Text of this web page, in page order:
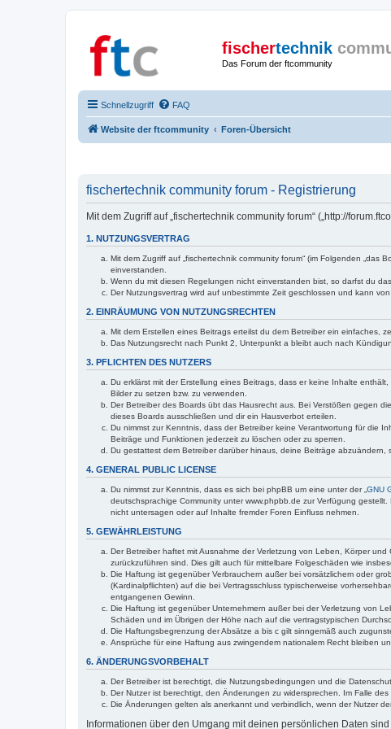
fischertechnik
Das Forum der ftcommunity
Schnellzugriff FAQ
Website der ftcommunity Foren-Übersicht
fischertechnik community forum - Registrierung
Mit dem Zugriff auf „fischertechnik community forum“ („http://
1. NUTZUNGSVERTRAG
Mit dem Zugriff auf „fischertechnik community forum“ (im Folgenden
einverstanden.
Wenn du mit diesen Regelungen nicht einverstanden bist, so darfst du
Der Nutzungsvertrag wird auf unbestimmte Zeit geschlossen und kann
2. EINRÄUMUNG VON NUTZUNGSRECHTEN
Mit dem Erstellen eines Beitrags erteilst du dem Betreiber ein einfaches,
Das Nutzungsrecht nach Punkt 2, Unterpunkt a bleibt auch nach
3. PFLICHTEN DES NUTZERS
Du erklärst mit der Erstellung eines Beitrags, dass er keine Inhalte
Bilder zu setzen bzw. zu verwenden.
Der Betreiber des Boards übt das Hausrecht aus. Bei Verstößen gegen
dieses Boards ausschließen und dir ein Hausverbot erteilen.
Du nimmst zur Kenntnis, dass der Betreiber keine Verantwortung für die
Beiträge und Funktionen jederzeit zu löschen oder zu sperren.
Du gestattest dem Betreiber darüber hinaus, deine Beiträge
4. GENERAL PUBLIC LICENSE
Du nimmst zur Kenntnis, dass es sich bei phpBB um eine unter der „ GNU
deutschsprachige Community unter www.phpbb.de zur Verfügung
nicht untersagen oder auf Inhalte fremder Foren Einfluss nehmen.
5. GEWÄHRLEISTUNG
Der Betreiber haftet mit Ausnahme der Verletzung von Leben, Körper
zurückzuführen sind. Dies gilt auch für mittelbare Folgeschäden wie
Die Haftung ist gegenüber Verbrauchern außer bei vorsätzlichem oder
(Kardinalpflichten) auf die bei Vertragsschluss typischerweise
entgangenen Gewinn.
Die Haftung ist gegenüber Unternehmern außer bei der Verletzung von
Schäden und im Übrigen der Höhe nach auf die vertragstypischen
Die Haftungsbegrenzung der Absätze a bis c gilt sinngemäß auch
Ansprüche für eine Haftung aus zwingendem nationalem Recht bleiben
6. ÄNDERUNGSVORBEHALT
Der Betreiber ist berechtigt, die Nutzungsbedingungen und die
Der Nutzer ist berechtigt, den Änderungen zu widersprechen. Im Falle
Die Änderungen gelten als anerkannt und verbindlich, wenn der Nutzer
Informationen über den Umgang mit deinen persönlichen Daten